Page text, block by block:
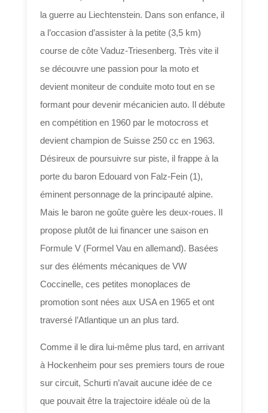
la guerre au Liechtenstein. Dans son enfance, il
a l’occasion d’assister à la petite (3,5 km)
course de côte Vaduz-Triesenberg. Très vite il
se découvre une passion pour la moto et
devient moniteur de conduite moto tout en se
formant pour devenir mécanicien auto. Il débute
en compétition en 1960 par le motocross et
devient champion de Suisse 250 cc en 1963.
Désireux de poursuivre sur piste, il frappe à la
porte du baron Edouard von Falz-Fein (1),
éminent personnage de la principauté alpine.
Mais le baron ne goûte guère les deux-roues. Il
propose plutôt de lui financer une saison en
Formule V (Formel Vau en allemand). Basées
sur des éléments mécaniques de VW
Coccinelle, ces petites monoplaces de
promotion sont nées aux USA en 1965 et ont
traversé l’Atlantique un an plus tard.
Comme il le dira lui-même plus tard, en arrivant
à Hockenheim pour ses premiers tours de roue
sur circuit, Schurti n’avait aucune idée de ce
que pouvait être la trajectoire idéale où de la